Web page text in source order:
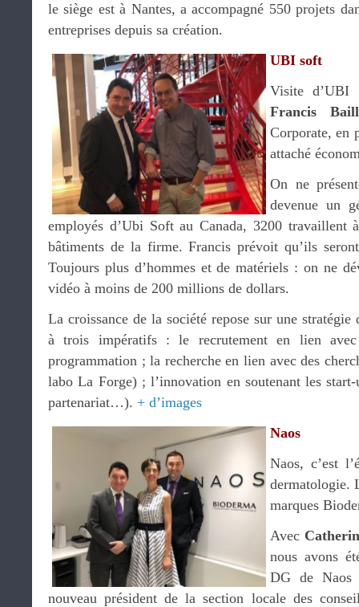
le siège est à Nantes, a accompagné 550 projets
entreprises depuis sa création.
UBI soft
Visite d’UBI
Francis
Corporate, en
attaché
On ne
devenue un
employés d’Ubi Soft au Canada, 3200 travaillent
bâtiments de la firme. Francis prévoit qu’ils
Toujours plus d’hommes et de matériels : on ne
vidéo à moins de 200 millions de dollars.
La croissance de la société repose sur une stratégie
à trois impératifs : le recrutement en lien
programmation ; la recherche en lien avec des
labo La Forge) ; l’innovation en soutenant les
partenariat…). + d’images
Naos
Naos, c’est
dermatologie.
marques
Avec
nous avons
DG de Naos
nouveau président de la section locale des